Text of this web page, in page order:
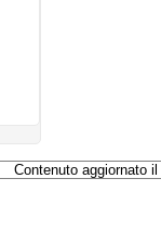
Contenuto aggiornato